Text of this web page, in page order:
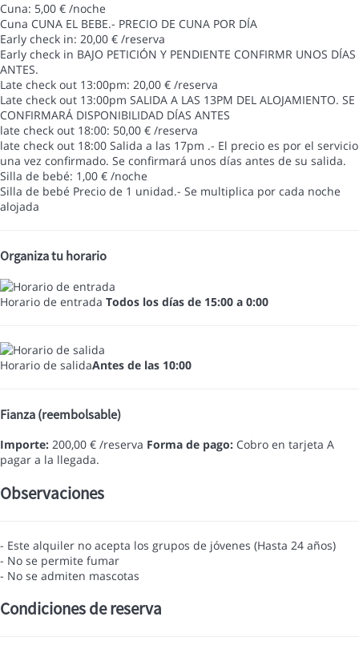
Cuna: 5,00 € /noche
Cuna CUNA EL BEBE.- PRECIO DE CUNA POR DÍA
Early check in: 20,00 € /reserva
Early check in BAJO PETICIÓN Y PENDIENTE CONFIRMR UNOS DÍAS
ANTES.
Late check out 13:00pm: 20,00 € /reserva
Late check out 13:00pm SALIDA A LAS 13PM DEL ALOJAMIENTO. SE
CONFIRMARÁ DISPONIBILIDAD DÍAS ANTES
late check out 18:00: 50,00 € /reserva
late check out 18:00 Salida a las 17pm .- El precio es por el servicio
una vez confirmado. Se confirmará unos días antes de su salida.
Silla de bebé: 1,00 € /noche
Silla de bebé Precio de 1 unidad.- Se multiplica por cada noche
alojada
Organiza tu horario
Horario de entrada Todos los días de 15:00 a 0:00
Horario de salidaAntes de las 10:00
Fianza (reembolsable)
Importe: 200,00 € /reserva Forma de pago: Cobro en tarjeta A
pagar a la llegada.
Observaciones
- Este alquiler no acepta los grupos de jóvenes (Hasta 24 años)
- No se permite fumar
- No se admiten mascotas
Condiciones de reserva